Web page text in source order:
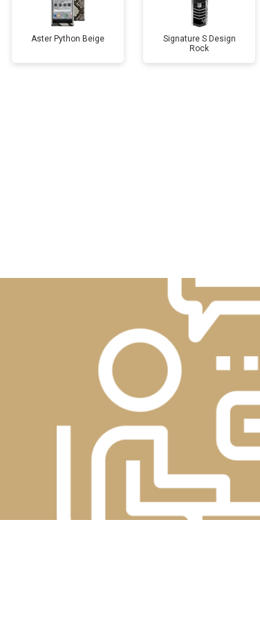
Aster Python Beige
Signature S Design
Rock